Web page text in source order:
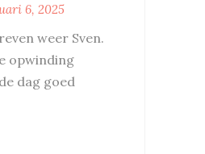
6, 2025
weer Sven.
opwinding
dag goed